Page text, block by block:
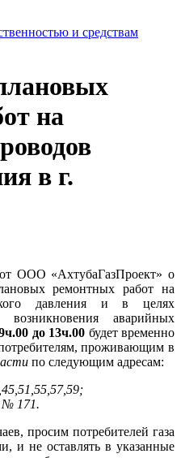
и средствам
на
в г.
ООО «АхтубаГазПроект» о
ремонтных работ на
давления и в целях
возникновения аварийных
до 13ч.00 будет временно
потребителям, проживающим в
по следующим адресам:
№ 171.
просим потребителей газа
и не оставлять в указанные